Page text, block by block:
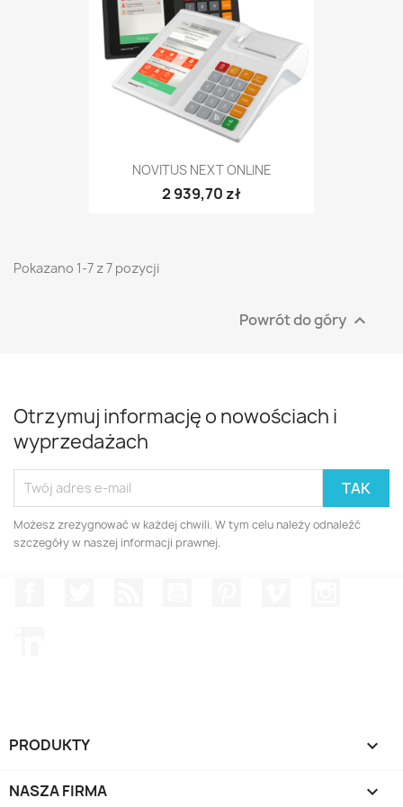
NOVITUS NEXT ONLINE
2 939,70 zł
Pokazano 1-7 z 7 pozycji
Powrót do góry 
Otrzymuj informację o nowościach i
wyprzedażach
Możesz zrezygnować w każdej chwili. W tym celu należy odnaleźć
szczegóły w naszej informacji prawnej.
PRODUKTY 
NASZA FIRMA 